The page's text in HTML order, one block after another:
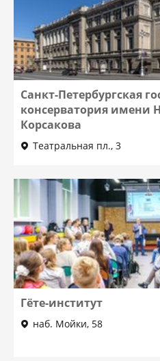
Санкт-Петербургская
консерватория имени
Корсакова
Театральная пл., 3
Гёте-институт
наб. Мойки, 58